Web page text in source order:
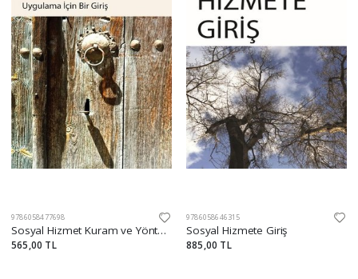
9786058477698
Sosyal Hizmet Kuram ve Yöntemleri
565,00 TL
9786058646315
Sosyal Hizmete Giriş
885,00 TL